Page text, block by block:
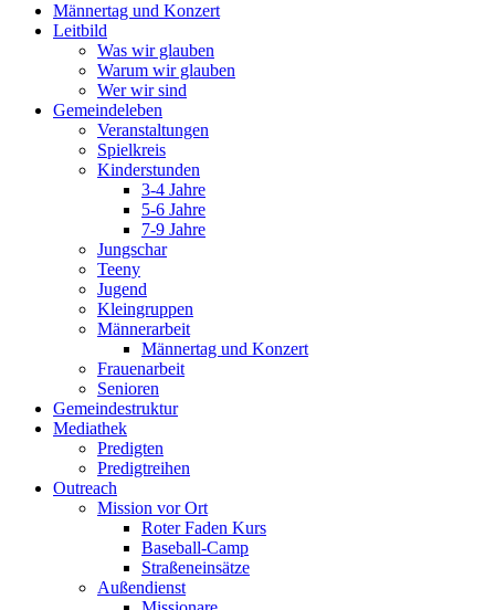
Männertag und Konzert
Leitbild
Was wir glauben
Warum wir glauben
Wer wir sind
Gemeindeleben
Veranstaltungen
Spielkreis
Kinderstunden
3-4 Jahre
5-6 Jahre
7-9 Jahre
Jungschar
Teeny
Jugend
Kleingruppen
Männerarbeit
Männertag und Konzert
Frauenarbeit
Senioren
Gemeindestruktur
Mediathek
Predigten
Predigtreihen
Outreach
Mission vor Ort
Roter Faden Kurs
Baseball-Camp
Straßeneinsätze
Außendienst